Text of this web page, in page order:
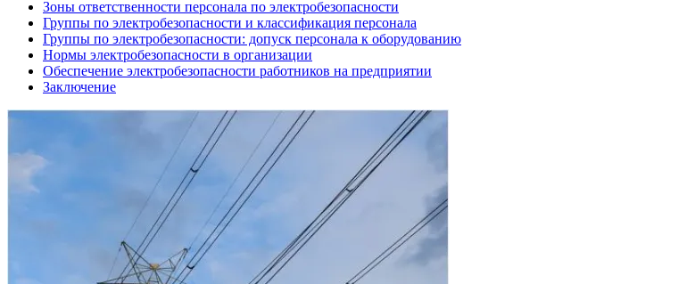
Зоны ответственности персонала по электробезопасности
Группы по электробезопасности и классификация персонала
Группы по электробезопасности: допуск персонала к оборудованию
Нормы электробезопасности в организации
Обеспечение электробезопасности работников на предприятии
Заключение